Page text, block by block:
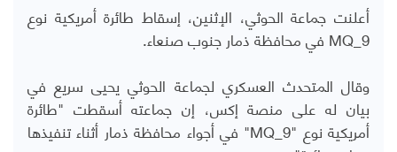
أعلنت جماعة الحوثي، الإثنين، إسقاط طائرة أمريكية نوع
MQ_9 في محافظة ذمار جنوب صنعاء.
وقال المتحدث العسكري لجماعة الحوثي يحيى سريع في
بيان له على منصة إكس، إن جماعته أسقطت "طائرة
أمريكية نوع "MQ_9" في أجواء محافظة ذمار أثناء تنفيذها